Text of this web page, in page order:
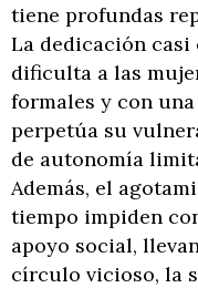
tiene profundas
La dedicación casi
dificulta a las
formales y con
perpetúa su
de autonomía
Además, el
tiempo impiden
apoyo social,
círculo vicioso, la